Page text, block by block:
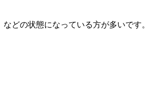
などの状態になっている方が多いです。